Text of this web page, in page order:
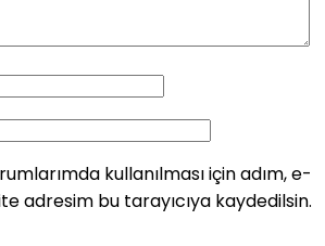
kullanılması için adım, e-
adresim bu tarayıcıya kaydedilsin.